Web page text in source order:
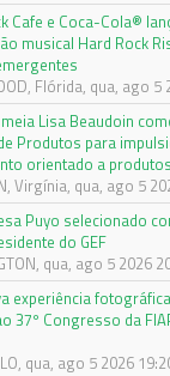
Cafe e Coca-Cola®
musical Hard Rock
Flórida, qua, ago 5
Lisa Beaudoin
Produtos para
orientado a
Virgínia, qua, ago 5
Puyo selecionado
do GEF
qua, ago 5 2026
experiência
37º Congresso da
qua, ago 5 2026